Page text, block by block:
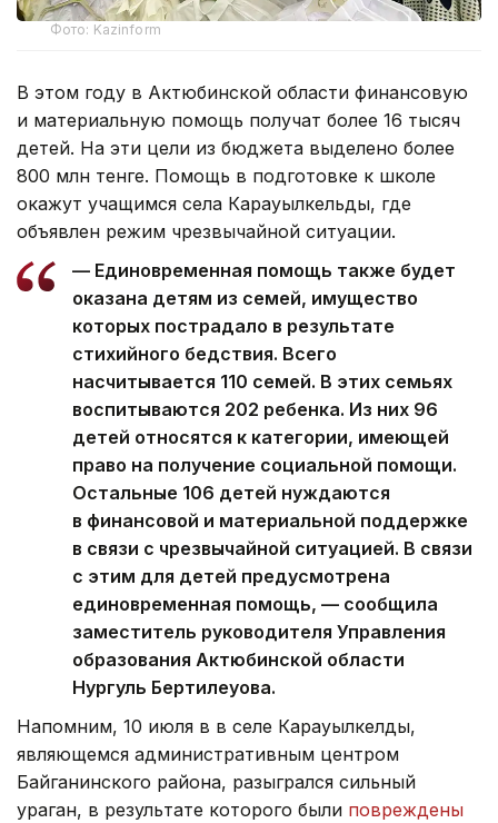
Фото: Kazinform
В этом году в Актюбинской области финансовую
и материальную помощь получат более 16 тысяч
детей. На эти цели из бюджета выделено более
800 млн тенге. Помощь в подготовке к школе
окажут учащимся села Карауылкельды, где
объявлен режим чрезвычайной ситуации.
— Единовременная помощь также будет
оказана детям из семей, имущество
которых пострадало в результате
стихийного бедствия. Всего
насчитывается 110 семей. В этих семьях
воспитываются 202 ребенка. Из них 96
детей относятся к категории, имеющей
право на получение социальной помощи.
Остальные 106 детей нуждаются
в финансовой и материальной поддержке
в связи с чрезвычайной ситуацией. В связи
с этим для детей предусмотрена
единовременная помощь, — сообщила
заместитель руководителя Управления
образования Актюбинской области
Нургуль Бертилеуова.
Напомним, 10 июля в в селе Карауылкелды,
являющемся административным центром
Байганинского района, разыгрался сильный
ураган, в результате которого были повреждены